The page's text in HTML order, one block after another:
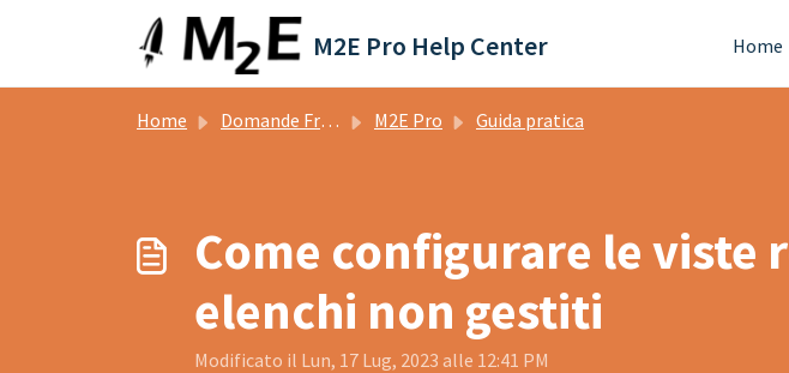
Salta al contenuto principale
M2E Pro Help Center Home
Home Domande Frequenti (FAQ) M2E Pro Guida pratica
Come configurare le viste
elenchi non gestiti
Modificato il Lun, 17 Lug, 2023 alle 12:41 PM